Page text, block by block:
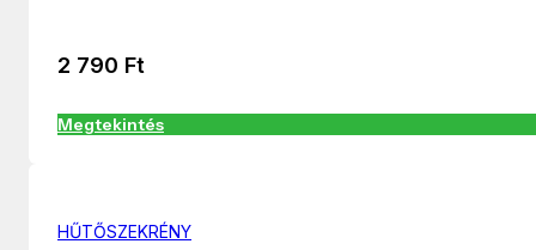
2 790 Ft
Megtekintés
HŰTŐSZEKRÉNY